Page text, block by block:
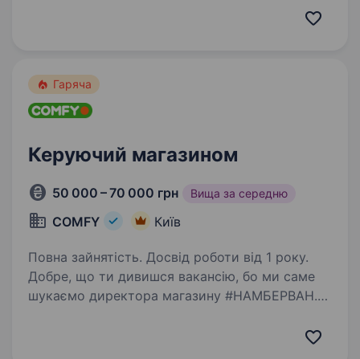
та представляє світові бренди Tommy Hilfiger,
Гаряча
Керуючий магазином
50 000 – 70 000 грн Вища за середню
COMFY Київ
Повна зайнятість. Досвід роботи від 1 року.
Добре, що ти дивишся вакансію, бо ми саме
шукаємо директора магазину #НАМБЕРВАН.